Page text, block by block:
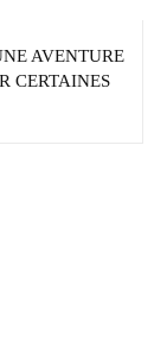
AVENTURE
CERTAINES